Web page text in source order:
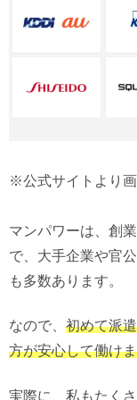
※公式サイトより
マンパワーは、創
で、大手企業や官
も多数あります。
なので、 初めて派
方が安心して働け
実際に、私もたく